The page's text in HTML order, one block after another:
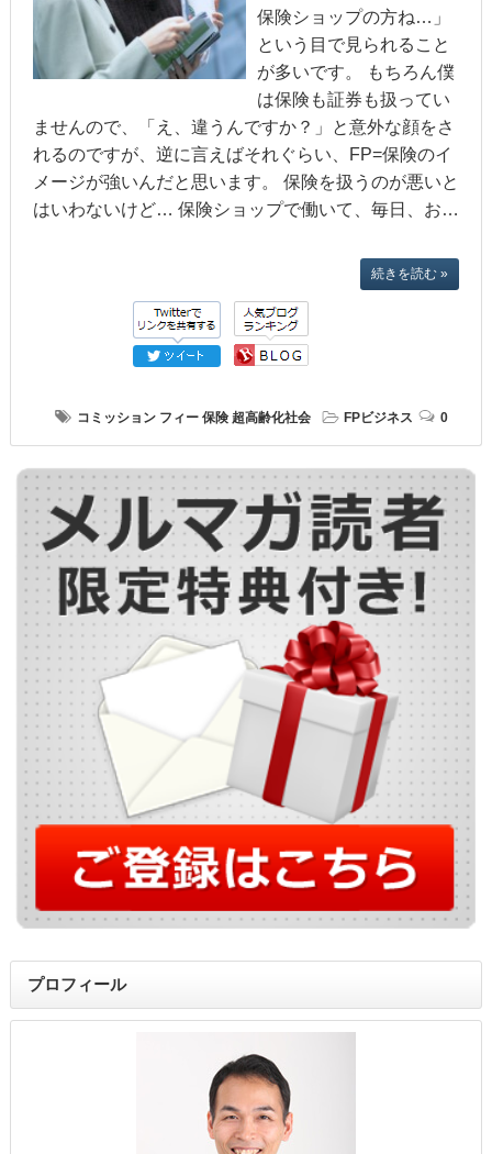
保険ショップの方ね…」
という目で見られること
が多いです。 もちろん僕
は保険も証券も扱ってい
ませんので、「え、違うんですか？」と意外な顔をさ
れるのですが、逆に言えばそれぐらい、FP=保険のイ
メージが強いんだと思います。 保険を扱うのが悪いと
はいわないけど… 保険ショップで働いて、毎日、お…
続きを読む »
コミッション フィー 保険 超高齢化社会 FPビジネス 0
プロフィール